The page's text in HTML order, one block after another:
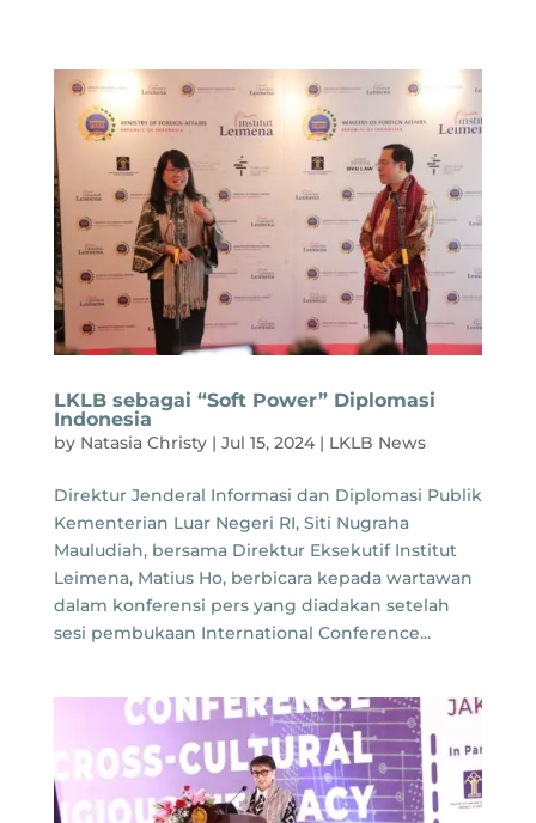
LKLB sebagai “Soft Power” Diplomasi
Indonesia
by Natasia Christy| Jul 15, 2024| LKLB News
Direktur Jenderal Informasi dan Diplomasi Publik
Kementerian Luar Negeri RI, Siti Nugraha
Mauludiah, bersama Direktur Eksekutif Institut
Leimena, Matius Ho, berbicara kepada wartawan
dalam konferensi pers yang diadakan setelah
sesi pembukaan International Conference...